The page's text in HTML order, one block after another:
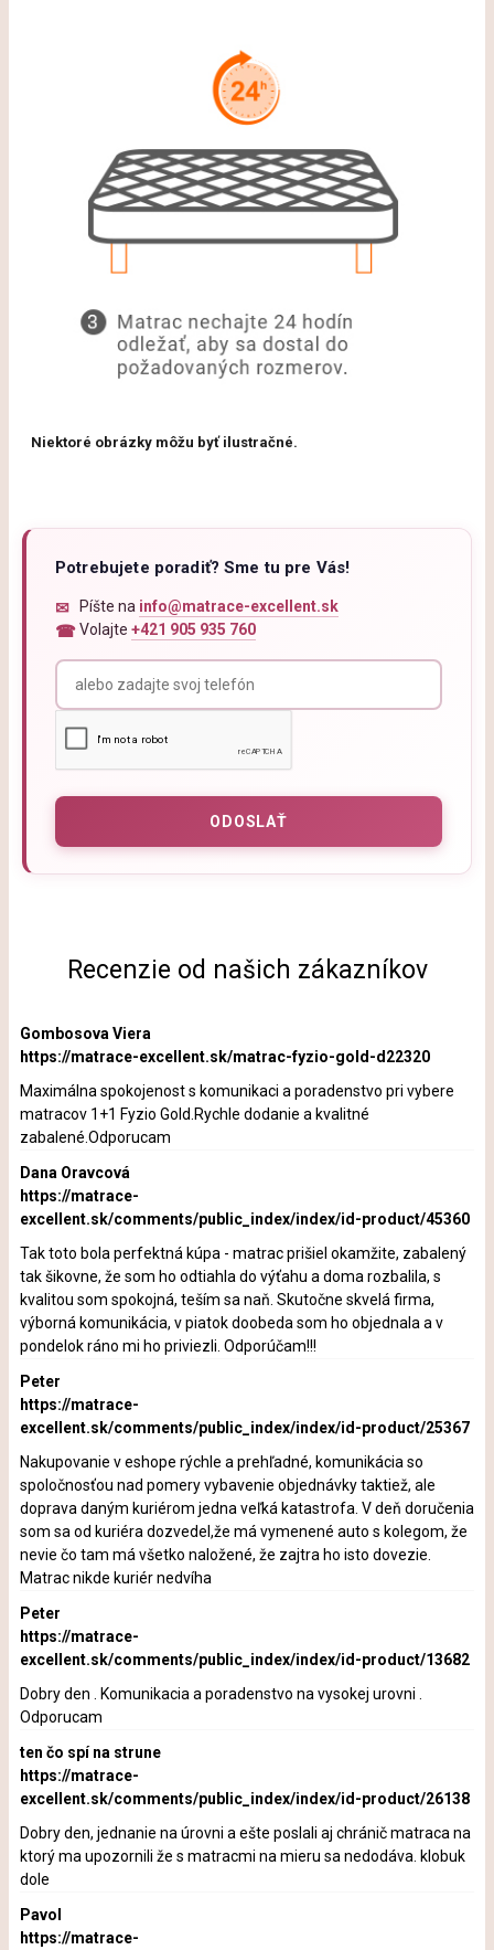
Niektoré obrázky môžu byť ilustračné.
Potrebujete poradiť? Sme tu pre Vás!
Píšte na info@matrace-excellent.sk
Volajte +421 905 935 760
Recenzie od našich zákazníkov
Gombosova Viera
https://matrace-excellent.sk/matrac-fyzio-gold-d22320
Maximálna spokojenost s komunikaci a poradenstvo pri vybere
matracov 1+1 Fyzio Gold.Rychle dodanie a kvalitné
zabalené.Odporucam
Dana Oravcová
https://matrace-
excellent.sk/comments/public_index/index/id-product/45360
Tak toto bola perfektná kúpa - matrac prišiel okamžite, zabalený
tak šikovne, že som ho odtiahla do výťahu a doma rozbalila, s
kvalitou som spokojná, teším sa naň. Skutočne skvelá firma,
výborná komunikácia, v piatok doobeda som ho objednala a v
pondelok ráno mi ho priviezli. Odporúčam!!!
Peter
https://matrace-
excellent.sk/comments/public_index/index/id-product/25367
Nakupovanie v eshope rýchle a prehľadné, komunikácia so
spoločnosťou nad pomery vybavenie objednávky taktiež, ale
doprava daným kuriérom jedna veľká katastrofa. V deň doručenia
som sa od kuriéra dozvedel,že má vymenené auto s kolegom, že
nevie čo tam má všetko naložené, že zajtra ho isto dovezie.
Matrac nikde kuriér nedvíha
Peter
https://matrace-
excellent.sk/comments/public_index/index/id-product/13682
Dobry den . Komunikacia a poradenstvo na vysokej urovni .
Odporucam
ten čo spí na strune
https://matrace-
excellent.sk/comments/public_index/index/id-product/26138
Dobry den, jednanie na úrovni a ešte poslali aj chránič matraca na
ktorý ma upozornili že s matracmi na mieru sa nedodáva. klobuk
dole
Pavol
https://matrace-